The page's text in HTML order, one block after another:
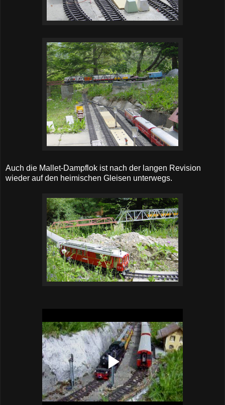
Auch die Mallet-Dampflok ist nach der langen Revision
wieder auf den heimischen Gleisen unterwegs.